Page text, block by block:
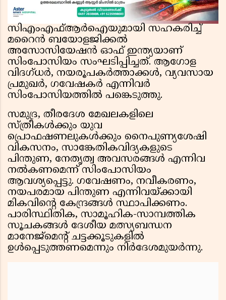
സിഎംഎഫ്ആർഐയുമായി സഹകരിച്ച്
മറൈൻ ബയോളജിക്കൽ
അസോസിയേഷൻ ഓഫ് ഇന്ത്യയാണ്
സിംപോസിയം സംഘടിപ്പിച്ചത്. ആഗോള
വിദഗ്ധർ, നയരൂപകർത്താക്കൾ, വ്യവസായ
പ്രമുഖർ, ഗവേഷകർ എന്നിവർ
സിംപോസിയത്തിൽ പങ്കെടുത്തു.
സമുദ്ര, തീരദേശ മേഖലകളിലെ
സ്ത്രീകൾക്കും യുവ
പ്രൊഫഷണലുകൾക്കും നൈപുണ്യശേഷി
വികസനം, സാങ്കേതികവിദ്യകളുടെ
പിന്തുണ, നേതൃത്വ അവസരങ്ങൾ എന്നിവ
നൽകണമെന്ന് സിംപോസിയം
ആവശ്യപ്പെട്ടു. ഗവേഷണം, നവീകരണം,
നയപരമായ പിന്തുണ എന്നിവയ്ക്കായി
മികവിൻ്റെ കേന്ദ്രങ്ങൾ സ്ഥാപിക്കണം.
പാരിസ്ഥിതിക, സാമൂഹിക-സാമ്പത്തിക
സൂചകങ്ങൾ ദേശീയ മത്സ്യബന്ധന
മാനേജ്‌മെൻ്റ് ചട്ടക്കൂടുകളിൽ
ഉൾപ്പെടുത്തണമെന്നും നിർദേശമുയർന്നു.